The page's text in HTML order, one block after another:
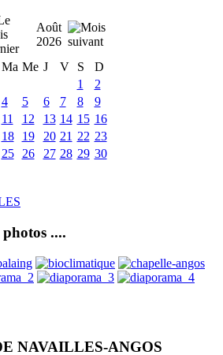
Août
2026
Ma Me J V S
D
1
2
4 5 6 7 8
9
11 12 13 14 15 16
18 19 20 21 22 23
25 26 27 28 29 30
....
NAVAILLES-ANGOS